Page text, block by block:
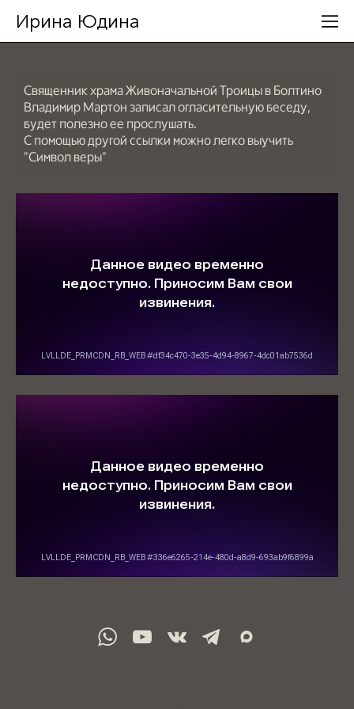
Ирина Юдина
Священник храма Живоначальной Троицы в Болтино
Владимир Мартон записал огласительную беседу,
будет полезно ее прослушать.
С помощью другой ссылки можно легко выучить
"Символ веры"